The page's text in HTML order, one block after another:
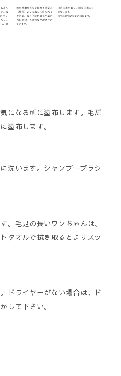
になる所に塗布します。毛だ
塗布します。
洗います。シャンプーブラシ
。毛足の長いワンちゃんは、
タオルで拭き取るとよりスッ
ドライヤーがない場合は、ド
して下さい。